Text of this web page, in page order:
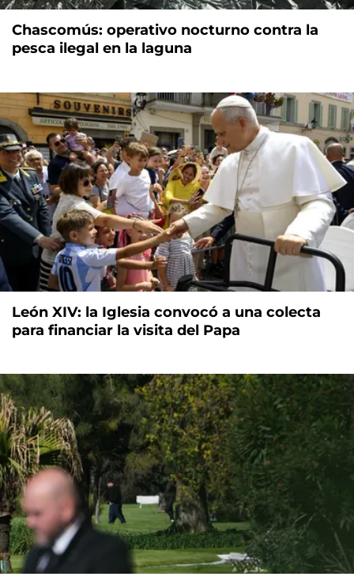
Chascomús: operativo nocturno contra la
pesca ilegal en la laguna
León XIV: la Iglesia convocó a una colecta
para financiar la visita del Papa